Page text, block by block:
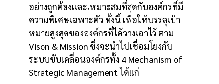
อย่างถูกต้องและเหมาะสมที่สุดกับองค์กรที่มี
ความพิเศษเฉพาะตัว ทั้งนี้ เพื่อให้บรรลุเป้า
หมายสูงสุดขององค์กรที่ได้วางเอาไว้ ตาม
Vison & Mission ซึ่งจะนำไปเชื่อมโยงกับ
ระบบขับเคลื่อนองค์กรทั้ง 4 Mechanism of
Strategic Management ได้แก่